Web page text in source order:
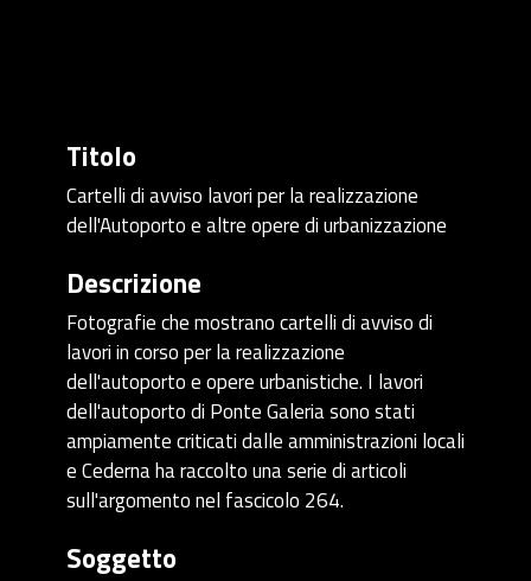
Titolo
Cartelli di avviso lavori per la realizzazione
dell'Autoporto e altre opere di urbanizzazione
Descrizione
Fotografie che mostrano cartelli di avviso di
lavori in corso per la realizzazione
dell'autoporto e opere urbanistiche. I lavori
dell'autoporto di Ponte Galeria sono stati
ampiamente criticati dalle amministrazioni locali
e Cederna ha raccolto una serie di articoli
sull'argomento nel fascicolo 264.
Soggetto